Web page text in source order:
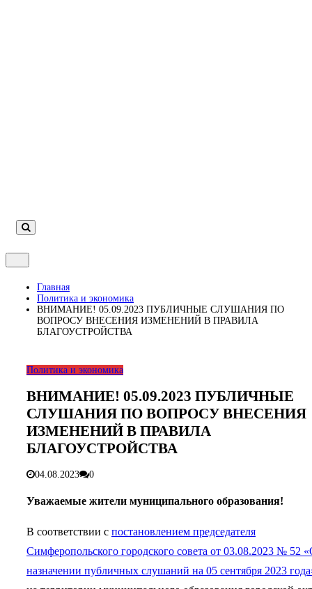
Главная
Политика и экономика
ВНИМАНИЕ! 05.09.2023 ПУБЛИЧНЫЕ СЛУШАНИЯ ПО
ВОПРОСУ ВНЕСЕНИЯ ИЗМЕНЕНИЙ В ПРАВИЛА
БЛАГОУСТРОЙСТВА
Политика и экономика
ВНИМАНИЕ! 05.09.2023 ПУБЛИЧНЫЕ
СЛУШАНИЯ ПО ВОПРОСУ ВНЕСЕНИЯ
ИЗМЕНЕНИЙ В ПРАВИЛА
БЛАГОУСТРОЙСТВА
04.08.2023 0
Уважаемые жители муниципального образования!
В соответствии с постановлением председателя
Симферопольского городского совета от 03.08.2023 № 52 «
назначении публичных слушаний на 05 сентября 2023